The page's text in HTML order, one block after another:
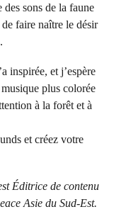
sons de la faune
faire naître le désir
inspirée, et j’espère
plus colorée
à la forêt et à
et créez votre
Éditrice de contenu
Asie du Sud-Est.